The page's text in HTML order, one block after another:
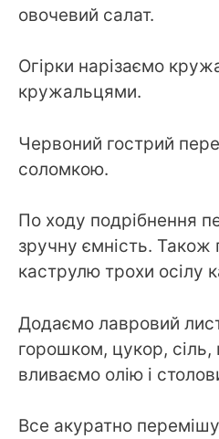
овочевий салат.
Огірки нарізаємо
кружальцями.
Червоний гострий
соломкою.
По ходу подрібнення
зручну ємність.
каструлю трохи осілу
Додаємо лавровий
горошком, цукор,
вливаємо олію і
Все акуратно